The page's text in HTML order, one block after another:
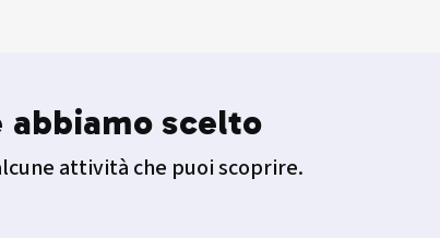
scelto
attività che puoi scoprire.